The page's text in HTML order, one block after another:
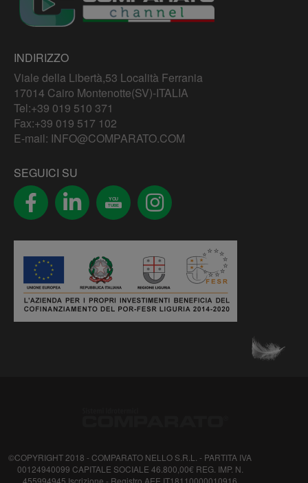
INDIRIZZO
Viale della Libertà,53 Località Ferrania
17014 Cairo Montenotte(SV)-ITALIA
Tel:+39 019 510 371
Fax:+39 019 517 102
E-mail: INFO@COMPARATO.COM
SEGUICI SU
YOU
TUBE
©COPYRIGHT 2018 - COMPARATO NELLO S.R.L. - PARTITA IVA
00124940099 CAPITALE SOCIALE 46.800,00€ REG. IMP. N.
455994945 Iscrizione - Registro AEE IT18110000010916